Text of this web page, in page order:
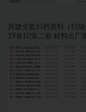
房建全套归档资料（扫
19卷10第二卷 材料出厂
文件及进场复试报告7.8册